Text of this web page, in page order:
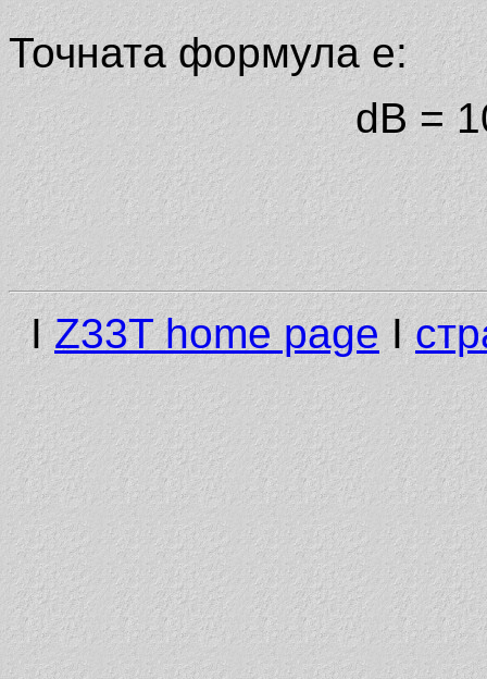
Точната формула е:
dB =
IZ33T home page I